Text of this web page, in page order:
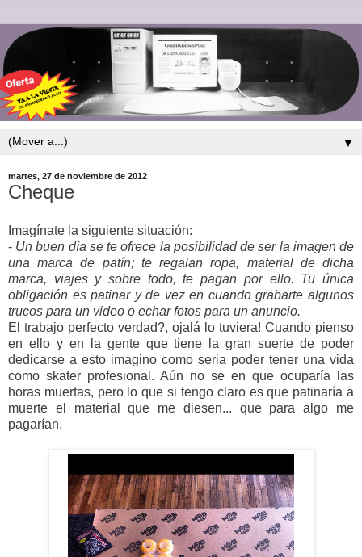
▼
martes, 27 de noviembre de 2012
Cheque
Imagínate la siguiente situación:
- Un buen día se te ofrece la posibilidad de ser la imagen de
una marca de patín; te regalan ropa, material de dicha
marca, viajes y sobre todo, te pagan por ello. Tu única
obligación es patinar y de vez en cuando grabarte algunos
trucos para un video o echar fotos para un anuncio.
El trabajo perfecto verdad?, ojalá lo tuviera! Cuando pienso
en ello y en la gente que tiene la gran suerte de poder
dedicarse a esto imagino como seria poder tener una vida
como skater profesional. Aún no se en que ocuparía las
horas muertas, pero lo que si tengo claro es que patinaría a
muerte el material que me diesen... que para algo me
pagarían.